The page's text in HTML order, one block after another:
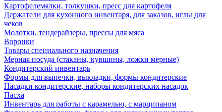
Картофелемялки, толкушки, пресс для картофеля
Держатели для кухонного инвентаря, для заказов, иглы для
чеков
Молотки, тендерайзеры, прессы для мяса
Воронки
Товары специального назначения
Мерная посуда (стаканы, кувшины, ложки мерные)
Кондитерский инвентарь
Формы для выпечки, выкладки, формы кондитерские
Насадки кондитерские, наборы кондитерских насадок
Пасха
Инвентарь для работы с карамелью, с марципаном